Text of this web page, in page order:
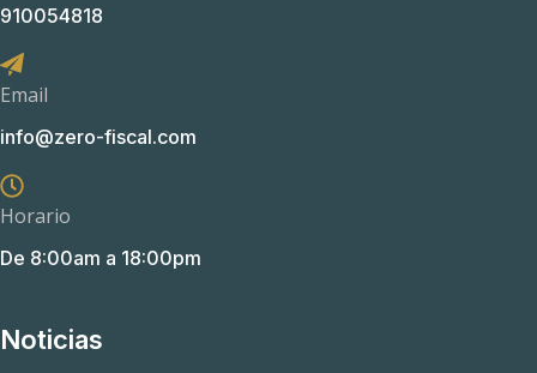
910054818
Email
info@zero-fiscal.com
Horario
De 8:00am a 18:00pm
Noticias